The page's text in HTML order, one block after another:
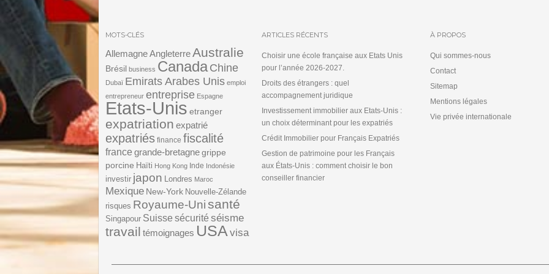
MOTS-CLÉS
AllemagneAngleterreAustralie
Brésil business CanadaChine
Dubaï Emirats Arabes Unis emploi
entrepreneur entreprise Espagne
Etats-Unis etranger
expatriation expatrié
expatriés finance fiscalité
france grande-bretagnegrippe
porcine Haïti Hong Kong Inde Indonésie
investir japon Londres Maroc
Mexique New-York Nouvelle-Zélande
risques Royaume-Unisanté
Singapour Suisse sécurité séisme
travail témoignages USA visa
ARTICLES RÉCENTS
Choisir une école française aux Etats Unis
pour l’année 2026-2027.
Droits des étrangers : quel
accompagnement juridique
Investissement immobilier aux Etats-Unis :
un choix déterminant pour les expatriés
Crédit Immobilier pour Français Expatriés
Gestion de patrimoine pour les Français
aux États-Unis : comment choisir le bon
conseiller financier
À PROPOS
Qui sommes-nous
Contact
Sitemap
Mentions légales
Vie privée internationale